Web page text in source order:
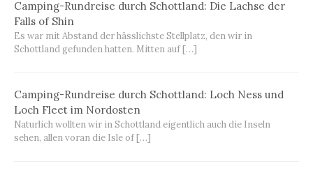
Camping-Rundreise durch Schottland: Die Lachse der
Falls of Shin
Es war mit Abstand der hässlichste Stellplatz, den wir in
Schottland gefunden hatten. Mitten auf […]
Camping-Rundreise durch Schottland: Loch Ness und
Loch Fleet im Nordosten
Naturlich wollten wir in Schottland eigentlich auch die Inseln
sehen, allen voran die Isle of […]